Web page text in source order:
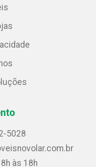
5028
às 18h